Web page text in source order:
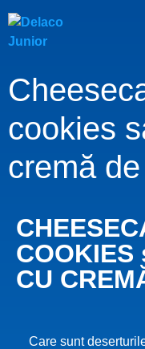
cookies
cremă
COOKIES
CU
Care sunt